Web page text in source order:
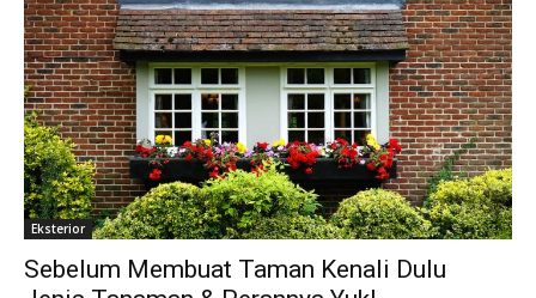
Eksterior
Sebelum Membuat Taman Kenali Dulu